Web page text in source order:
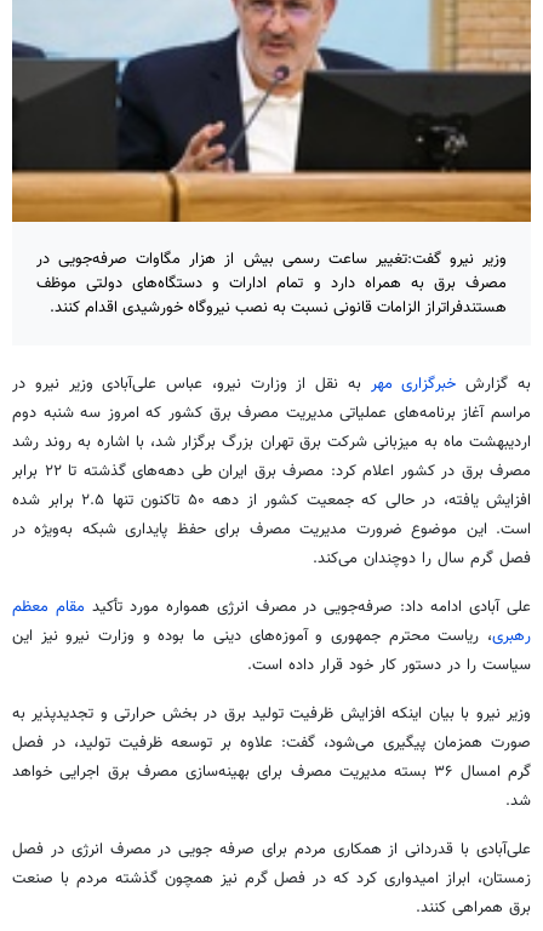
وزیر نیرو گفت:تغییر ساعت رسمی بیش از هزار مگاوات صرفه‌جویی در
مصرف برق به همراه دارد و تمام ادارات و دستگاه‌های دولتی موظف
هستندفراتراز الزامات قانونی نسبت به نصب نیروگاه خورشیدی اقدام کنند.
به گزارش خبرگزاری مهر به نقل از وزارت نیرو، عباس علی‌آبادی وزیر نیرو در
مراسم آغاز برنامه‌های عملیاتی مدیریت مصرف برق کشور که امروز سه شنبه دوم
اردیبهشت ماه به میزبانی شرکت برق تهران بزرگ برگزار شد، با اشاره به روند رشد
مصرف برق در کشور اعلام کرد: مصرف برق ایران طی دهه‌های گذشته تا ۲۲ برابر
افزایش یافته، در حالی که جمعیت کشور از دهه ۵۰ تاکنون تنها ۲.۵ برابر شده
است. این موضوع ضرورت مدیریت مصرف برای حفظ پایداری شبکه به‌ویژه در
فصل گرم سال را دوچندان می‌کند.
علی آبادی ادامه داد: صرفه‌جویی در مصرف انرژی همواره مورد تأکید مقام معظم
رهبری، ریاست محترم جمهوری و آموزه‌های دینی ما بوده و وزارت نیرو نیز این
سیاست را در دستور کار خود قرار داده است.
وزیر نیرو با بیان اینکه افزایش ظرفیت تولید برق در بخش حرارتی و تجدیدپذیربه
صورت همزمان پیگیری می‌شود، گفت: علاوه بر توسعه ظرفیت تولید، در فصل
گرم امسال ۳۶ بسته مدیریت مصرف برای بهینه‌سازی مصرف برق اجرایی خواهد
شد.
علی‌آبادی با قدردانی از همکاری مردم برای صرفه جوییدر مصرف انرژی در فصل
زمستان، ابراز امیدواری کرد که در فصل گرم نیز همچون گذشته مردم با صنعت
برق همراهی کنند.